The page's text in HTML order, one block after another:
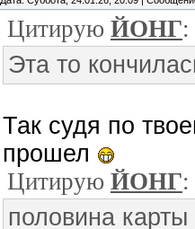
Цитирую ЙОНГ:
Эта то
Так судя по
прошел
Цитирую ЙОНГ:
половина